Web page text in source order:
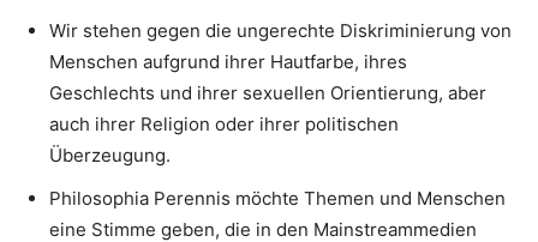
Wir stehen gegen die ungerechte Diskriminierung von
Menschen aufgrund ihrer Hautfarbe, ihres
Geschlechts und ihrer sexuellen Orientierung, aber
auch ihrer Religion oder ihrer politischen
Überzeugung.
Philosophia Perennis möchte Themen und Menschen
eine Stimme geben, die in den Mainstreammedien